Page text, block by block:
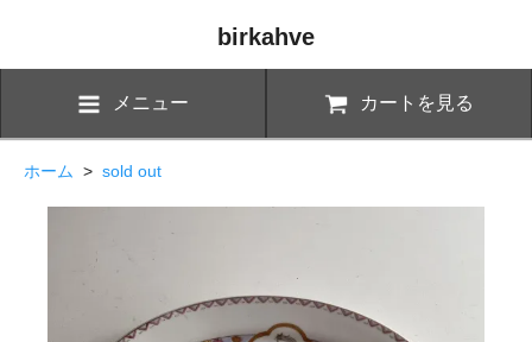
birkahve
メニュー カートを見る
ホーム > sold out